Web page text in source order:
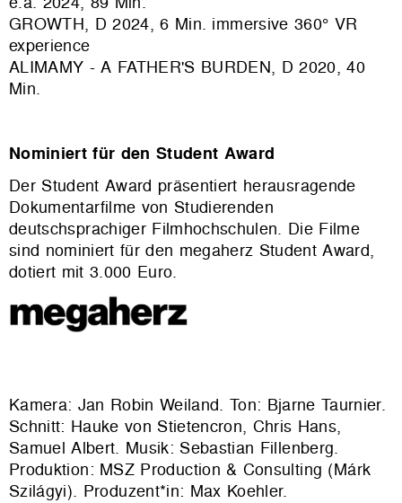
GROWTH, D 2024, 6 Min. immersive 360° VR
experience
ALIMAMY - A FATHER'S BURDEN, D 2020, 40
Min.
Nominiert für den Student Award
Der Student Award präsentiert herausragende
Dokumentarfilme von Studierenden
deutschsprachiger Filmhochschulen. Die Filme
sind nominiert für den megaherz Student Award,
dotiert mit 3.000 Euro.
Kamera: Jan Robin Weiland. Ton: Bjarne Taurnier.
Schnitt: Hauke von Stietencron, Chris Hans,
Samuel Albert. Musik: Sebastian Fillenberg.
Produktion: MSZ Production & Consulting (Márk
Szilágyi). Produzent*in: Max Koehler.